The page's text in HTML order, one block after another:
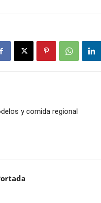
y comida regional